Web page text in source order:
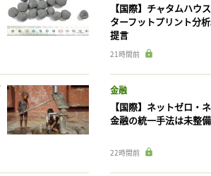
【国際】チャタムハウ
ターフットプリント分
提言
21時間前
金融
【国際】ネットゼロ・
金融の統一手法は未整
22時間前